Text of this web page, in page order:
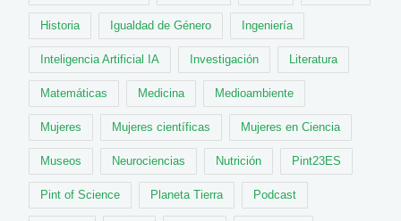
Historia Igualdad de Género Ingeniería
Inteligencia Artificial IA Investigación Literatura
Matemáticas Medicina Medioambiente
Mujeres Mujeres científicas Mujeres en Ciencia
Museos Neurociencias Nutrición Pint23ES
Pint of Science Planeta Tierra Podcast